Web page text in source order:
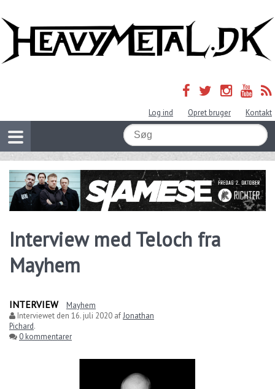
Log ind Opret bruger Kontakt
Interview med Teloch fra
Mayhem
INTERVIEW
Mayhem
Interviewet den 16. juli 2020 afJonathan
Pichard.
0 kommentarer